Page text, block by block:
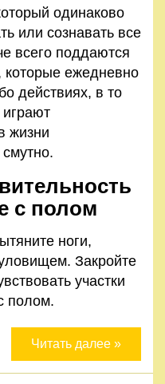
одинаково
или сознавать все
всего поддаются
которые ежедневно
действиях, в то
играют
жизни
с полом
ноги,
Закройте
участки
полом.
Читать далее »